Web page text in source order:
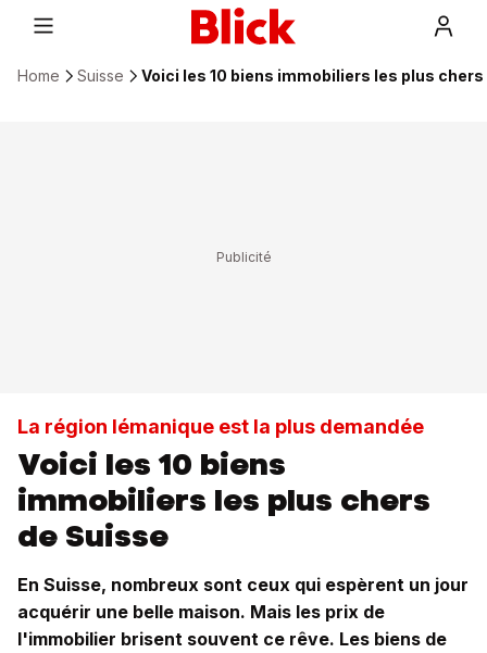
Home Suisse Voici les 10 biens immobiliers les plus
La région lémanique est la plus demandée
Voici les 10 biens
immobiliers les plus chers
de Suisse
En Suisse, nombreux sont ceux qui espèrent un jour
acquérir une belle maison. Mais les prix de
l'immobilier brisent souvent ce rêve. Les biens de